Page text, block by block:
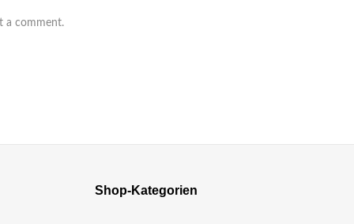
a comment.
Shop-Kategorien